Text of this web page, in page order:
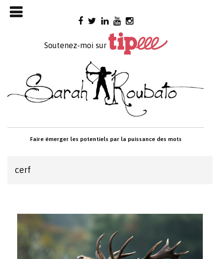
Skip
to
Soutenez-moi sur
Faire émerger les potentiels par la puissance des mots

cerf